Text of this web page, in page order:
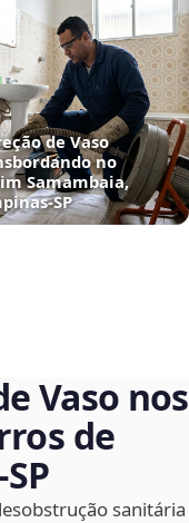
de Vaso
no
Samambaia,
Vaso nos
de
sanitária